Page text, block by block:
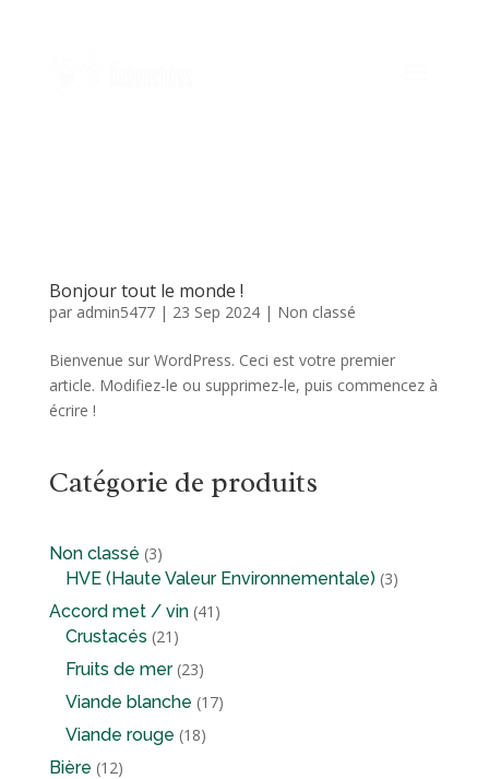
Bonjour tout le monde !
par admin5477| 23 Sep 2024| Non classé
Bienvenue sur WordPress. Ceci est votre premier
article. Modifiez-le ou supprimez-le, puis commencez à
écrire !
Catégorie de produits
Non classé 33
produits
HVE (Haute Valeur Environnementale) 33
Accord met / vin 41 41
Crustacés 21 21
produits
Fruits de mer 2323
produits
Viande blanche 1717
Viande rouge 1818
Bière 1212